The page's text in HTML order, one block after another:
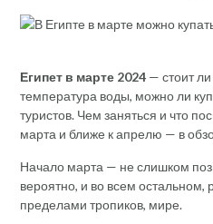
Египет в марте 2024 — стоит
температура воды, можно ли
туристов. Чем заняться и что
марта и ближе к апрелю — в
Начало марта — не слишком
вероятно, и во всем остальном,
пределами тропиков, мире.